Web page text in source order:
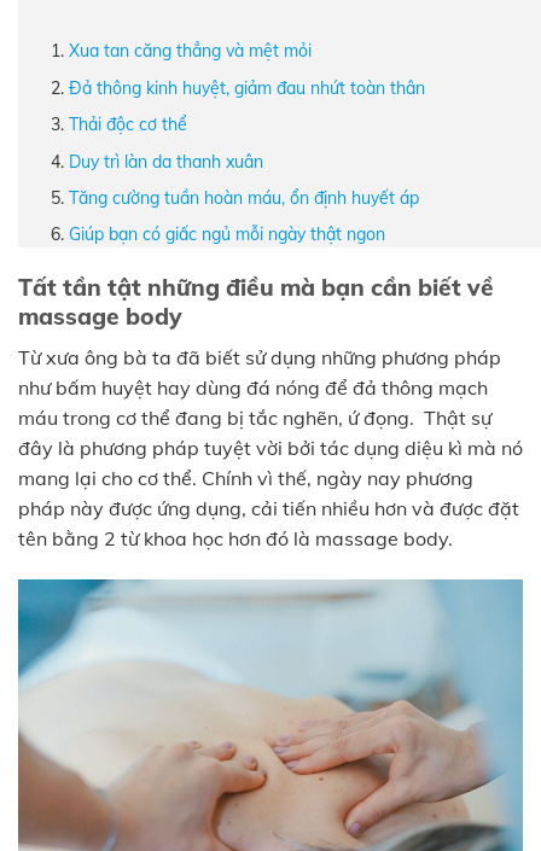
Xua tan căng thẳng và mệt mỏi
Đả thông kinh huyệt, giảm đau nhứt toàn thân
Thải độc cơ thể
Duy trì làn da thanh xuân
Tăng cường tuần hoàn máu, ổn định huyết áp
Giúp bạn có giấc ngủ mỗi ngày thật ngon
Tất tần tật những điều mà bạn cần biết về
massage body
Từ xưa ông bà ta đã biết sử dụng những phương pháp
như bấm huyệt hay dùng đá nóng để đả thông mạch
máu trong cơ thể đang bị tắc nghẽn, ứ đọng. Thật sự
đây là phương pháp tuyệt vời bởi tác dụng diệu kì mà nó
mang lại cho cơ thể. Chính vì thế, ngày nay phương
pháp này được ứng dụng, cải tiến nhiều hơn và được đặt
tên bằng 2 từ khoa học hơn đó là massage body.